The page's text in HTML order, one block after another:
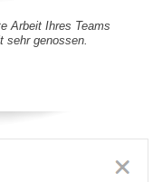
Arbeit Ihres Teams
sehr genossen.
to stay at your